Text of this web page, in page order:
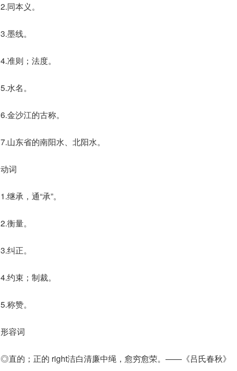
2.同本义。
3.墨线。
4.准则；法度。
5.水名。
6.金沙江的古称。
7.山东省的南阳水、北阳水。
动词
1.继承，通“承”。
2.衡量。
3.纠正。
4.约束；制裁。
5.称赞。
形容词
◎直的；正的 right洁白清廉中绳，愈穷愈荣。——《吕氏春秋》